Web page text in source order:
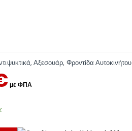
, Αξεσουάρ, Φροντίδα Αυτοκινήτου